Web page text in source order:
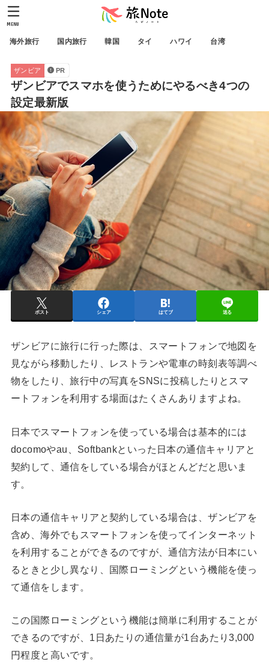
海外旅行 国内旅行 韓国 タイ ハワイ 台湾
MENU
ザンビア PR
ザンビアでスマホを使うためにやるべき4つの
設定最新版
ポスト シェア はてブ 送る
ザンビアに旅行に行った際は、スマートフォンで地図を
見ながら移動したり、レストランや電車の時刻表等調べ
物をしたり、旅行中の写真をSNSに投稿したりとスマ
ートフォンを利用する場面はたくさんありますよね。
日本でスマートフォンを使っている場合は基本的には
docomoやau、Softbankといった日本の通信キャリアと
契約して、通信をしている場合がほとんどだと思いま
す。
日本の通信キャリアと契約している場合は、ザンビアを
含め、海外でもスマートフォンを使ってインターネット
を利用することができるのですが、通信方法が日本にい
るときと少し異なり、国際ローミングという機能を使っ
て通信をします。
この国際ローミングという機能は簡単に利用することが
できるのですが、1日あたりの通信量が1台あたり3,000
円程度と高いです。